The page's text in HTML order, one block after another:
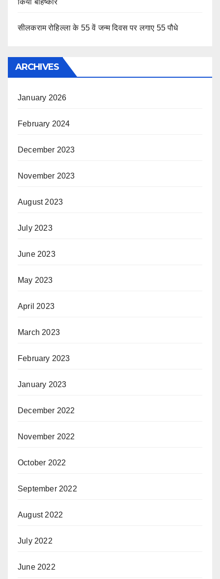
किया बहिष्कार
सीलकराम रोहिल्ला के 55 वें जन्म दिवस पर लगाए 55 पौधे
ARCHIVES
January 2026
February 2024
December 2023
November 2023
August 2023
July 2023
June 2023
May 2023
April 2023
March 2023
February 2023
January 2023
December 2022
November 2022
October 2022
September 2022
August 2022
July 2022
June 2022